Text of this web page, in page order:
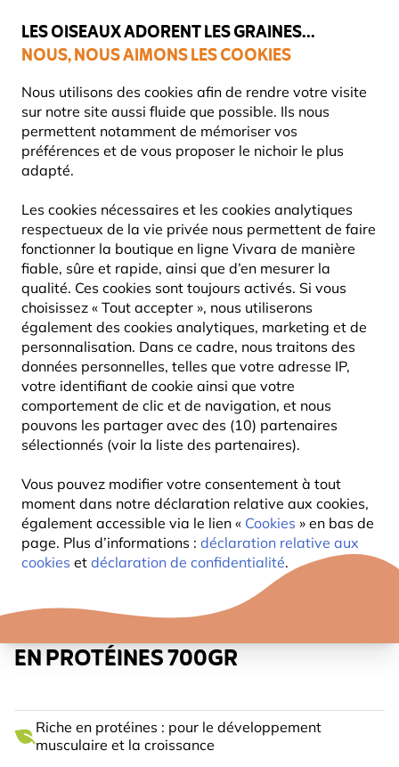
LES OISEAUX ADORENT LES GRAINES...
NOUS, NOUS AIMONS LES COOKIES
Nous utilisons des cookies afin de rendre votre visite
sur notre site aussi fluide que possible. Ils nous
permettent notamment de mémoriser vos
préférences et de vous proposer le nichoir le plus
adapté.
Les cookies nécessaires et les cookies analytiques
respectueux de la vie privée nous permettent de faire
fonctionner la boutique en ligne Vivara de manière
fiable, sûre et rapide, ainsi que d’en mesurer la
qualité. Ces cookies sont toujours activés. Si vous
choisissez « Tout accepter », nous utiliserons
également des cookies analytiques, marketing et de
personnalisation. Dans ce cadre, nous traitons des
données personnelles, telles que votre adresse IP,
votre identifiant de cookie ainsi que votre
comportement de clic et de navigation, et nous
pouvons les partager avec des (10) partenaires
sélectionnés (voir la liste des partenaires).
Vous pouvez modifier votre consentement à tout
moment dans notre déclaration relative aux cookies,
également accessible via le lien « Cookies » en bas de
page. Plus d’informations : déclaration relative aux
cookies et déclaration de confidentialité.
catégories.
Très bien noté dans 11 pays
Livraison express gratuite dès 59 €
Nourriture Pour Oiseaux Vers de farine et insectes
10% DE RÉDUCTION
MÉLANGE D’INSECTES RICHE
EN PROTÉINES 700GR
Riche en protéines : pour le développement
musculaire et la croissance